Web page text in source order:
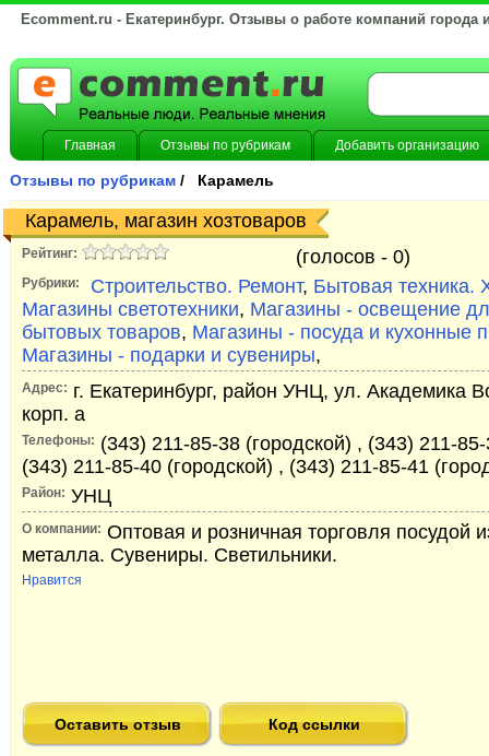
Ecomment.ru - Екатеринбург. Отзывы о работе компаний города
Главная Отзывы по рубрикам Добавить организацию
Отзывы по рубрикам / Карамель
Карамель, магазин хозтоваров
Рейтинг: (голосов - 0)
Рубрики: Строительство. Ремонт, Бытовая техника.
Магазины светотехники, Магазины - освещение
бытовых товаров, Магазины - посуда и кухонные
Магазины - подарки и сувениры,
Адрес: г. Екатеринбург, район УНЦ, ул. Академика
корп. а
Телефоны: (343) 211-85-38 (городской) , (343) 211-
(343) 211-85-40 (городской) , (343) 211-85-41
Район: УНЦ
О компании: Оптовая и розничная торговля посудой
металла. Сувениры. Светильники.
Нравится
Оставить отзыв Код ссылки